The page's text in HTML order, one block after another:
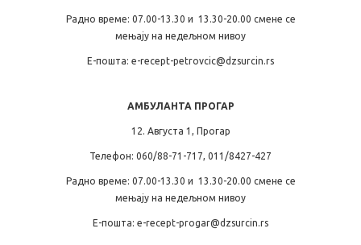
Радно време: 07.00-13.30 и 13.30-20.00 смене се
мењају на недељном нивоу
Е-пошта: e-recept-petrovcic@dzsurcin.rs
АМБУЛАНТА ПРОГАР
12. Августа 1, Прогар
Телефон: 060/88-71-717, 011/8427-427
Радно време: 07.00-13.30 и 13.30-20.00 смене се
мењају на недељном нивоу
Е-пошта: e-recept-progar@dzsurcin.rs